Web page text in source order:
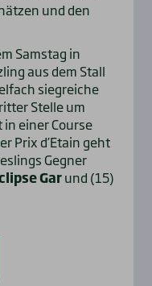
und den
Samstag in
aus dem Stall
siegreiche
Stelle um
in einer Course
Prix d’Etain geht
Gegner
Garund (15)